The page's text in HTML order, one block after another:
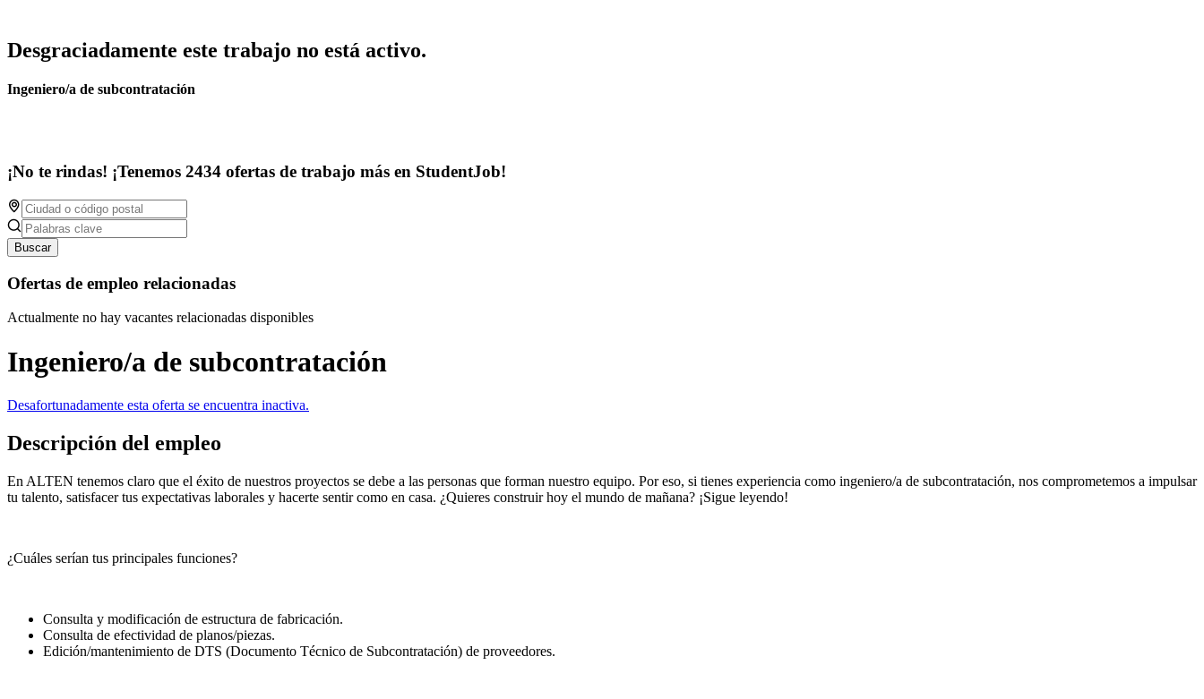
Desgraciadamente este trabajo no está activo.
Ingeniero/a de subcontratación
¡No te rindas! ¡Tenemos 2434 ofertas de trabajo más en StudentJob!
Buscar
Ofertas de empleo relacionadas
Actualmente no hay vacantes relacionadas disponibles
Ingeniero/a de subcontratación
Desafortunadamente esta oferta se encuentra inactiva.
Descripción del empleo
En ALTEN tenemos claro que el éxito de nuestros proyectos se debe a las personas que forman nuestro equipo. Por eso, si tienes experiencia como ingeniero/a de subcontratación, nos comprometemos a impulsar
tu talento, satisfacer tus expectativas laborales y hacerte sentir como en casa. ¿Quieres construir hoy el mundo de mañana? ¡Sigue leyendo!
¿Cuáles serían tus principales funciones?
Consulta y modificación de estructura de fabricación.
Consulta de efectividad de planos/piezas.
Edición/mantenimiento de DTS (Documento Técnico de Subcontratación) de proveedores.